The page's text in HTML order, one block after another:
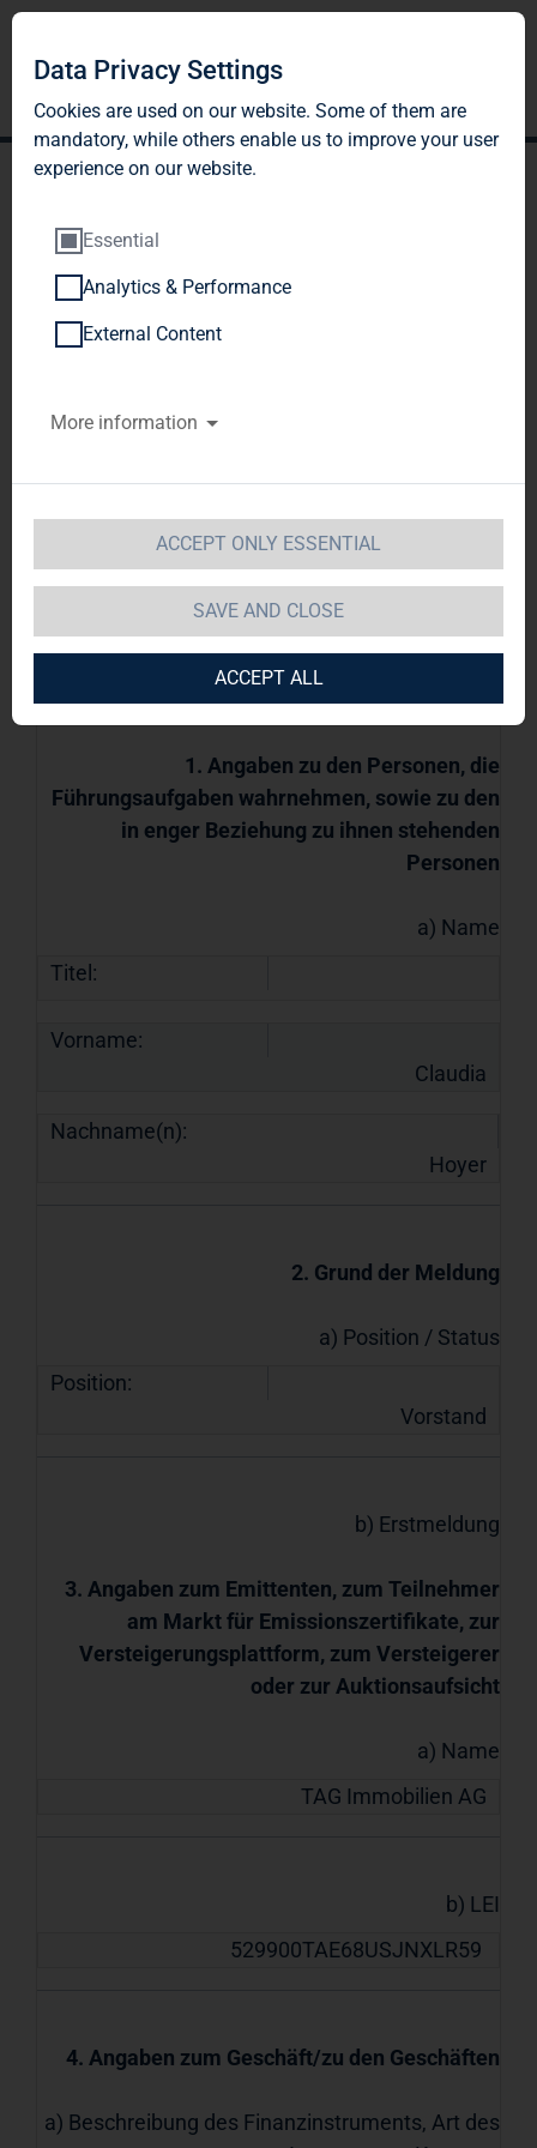
DGAP-DD: TAG Immobilien
Führungsaufgaben wahrnehmen, sowie in
enger Beziehung zu ihnen stehenden
28.07.2022 / 14:31
Für den Inhalt der Mitteilung ist der Emittent
/ Herausgeber verantwortlich.
1. Angaben zu den Personen, die
Führungsaufgaben wahrnehmen, sowie zu den
in enger Beziehung zu ihnen stehenden
Personen
a) Name
Titel:
Vorname:
Claudia
Nachname(n):
Hoyer
2. Grund der Meldung
a) Position / Status
Position:
Vorstand
b) Erstmeldung
3. Angaben zum Emittenten, zum Teilnehmer
am Markt für Emissionszertifikate, zur
Versteigerungsplattform, zum Versteigerer
oder zur Auktionsaufsicht
a) Name
TAG Immobilien AG
b) LEI
529900TAE68USJNXLR59
4. Angaben zum Geschäft/zu den Geschäften
a) Beschreibung des Finanzinstruments, Art des
Data Privacy Settings
Cookies are used on our website. Some of them are
mandatory, while others enable us to improve your user
experience on our website.
Essential
Analytics & Performance
External Content
More information
ACCEPT ONLY ESSENTIAL
SAVE AND CLOSE
ACCEPT ALL